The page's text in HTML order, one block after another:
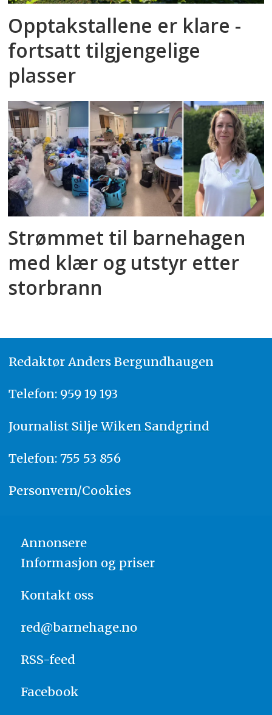
Opptakstallene er klare -
fortsatt tilgjengelige
plasser
Strømmet til barnehagen
med klær og utstyr etter
storbrann
Redaktør Anders Bergundhaugen
Telefon: 959 19 193
Journalist Silje Wiken Sandgrind
Telefon: 755 53 856
Personvern/Cookies
Annonsere
Informasjon og priser
Kontakt oss
red@barnehage.no
RSS-feed
Facebook